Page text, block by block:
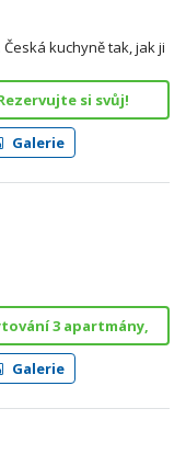
kuchyně tak, jak ji
si svůj!
Galerie
3 apartmány,
Galerie